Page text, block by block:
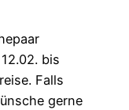
bis
Falls
gerne